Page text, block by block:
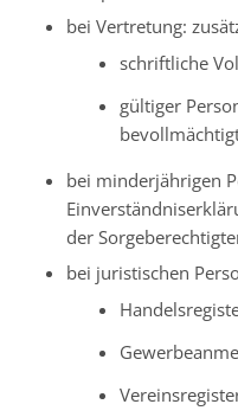
bei Vertretung:
schriftliche
gültiger
bei minderjährigen
der
bei juristischen